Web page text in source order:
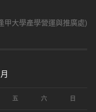
甲大學產學營運與推廣處)
五 六 日